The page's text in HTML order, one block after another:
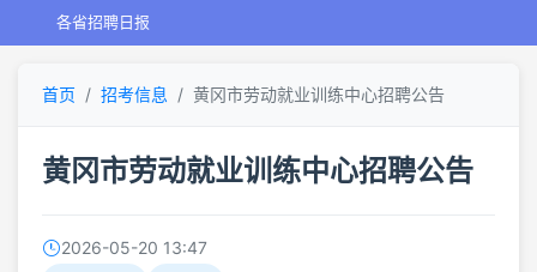
各省招聘日报
首页 招考信息 黄冈市劳动就业训练中心招聘公告
黄冈市劳动就业训练中心招聘公告
2026-05-20 13:47